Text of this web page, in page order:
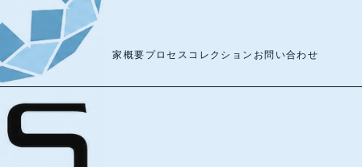
家 概要 プロセス コレクション お問い合わせ